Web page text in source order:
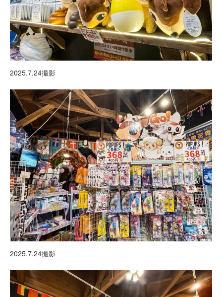
2025.7.24撮影
2025.7.24撮影